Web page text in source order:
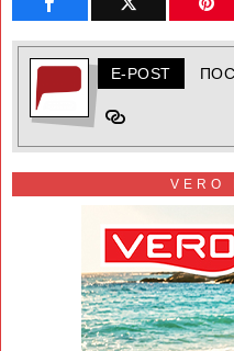
E-POST
VERO